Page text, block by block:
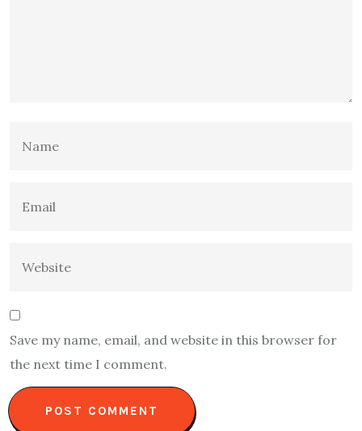
Save my name, email, and website in this browser for
the next time I comment.